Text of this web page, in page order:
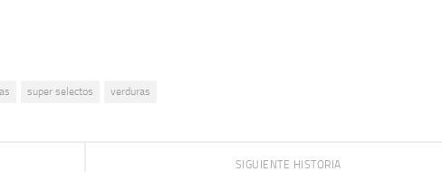
super selectos verduras
SIGUIENTE HISTORIA